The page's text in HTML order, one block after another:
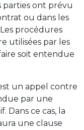
parties ont prévu
ou dans les
procédures
utilisées par les
soit entendue
un appel contre
par une
Dans ce cas, la
une clause